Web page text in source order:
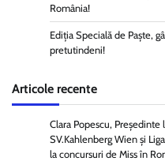
România!
Ediția Specială de Paște,
pretutindeni!
Articole recente
Clara Popescu,
SV.Kahlenberg Wien şi
la concursuri de Miss în